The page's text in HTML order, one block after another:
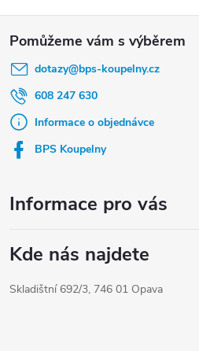
dotazy@bps-koupelny.cz
608 247 630
Informace o objednávce
BPS Koupelny
Informace pro vás
Kde nás najdete
Skladištní 692/3, 746 01 Opava